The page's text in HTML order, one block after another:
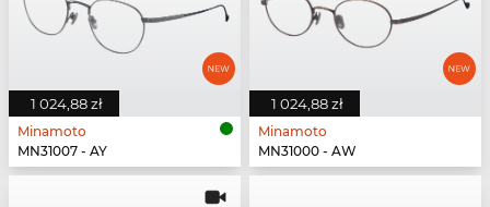
1 024,88 zł
Minamoto
MN31007 - AY
1 024,88 zł
Minamoto
MN31000 - AW